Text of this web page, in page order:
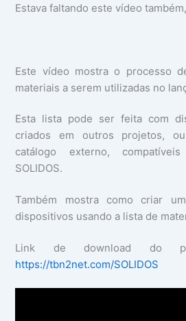
Estava faltando este vídeo
Este vídeo mostra o processo
materiais a serem utilizadas no
Esta lista pode ser feita com
criados em outros projetos,
catálogo externo,
SOLIDOS.
Também mostra como criar
dispositivos usando a lista de
https://tbn2net.com/SOLIDOS